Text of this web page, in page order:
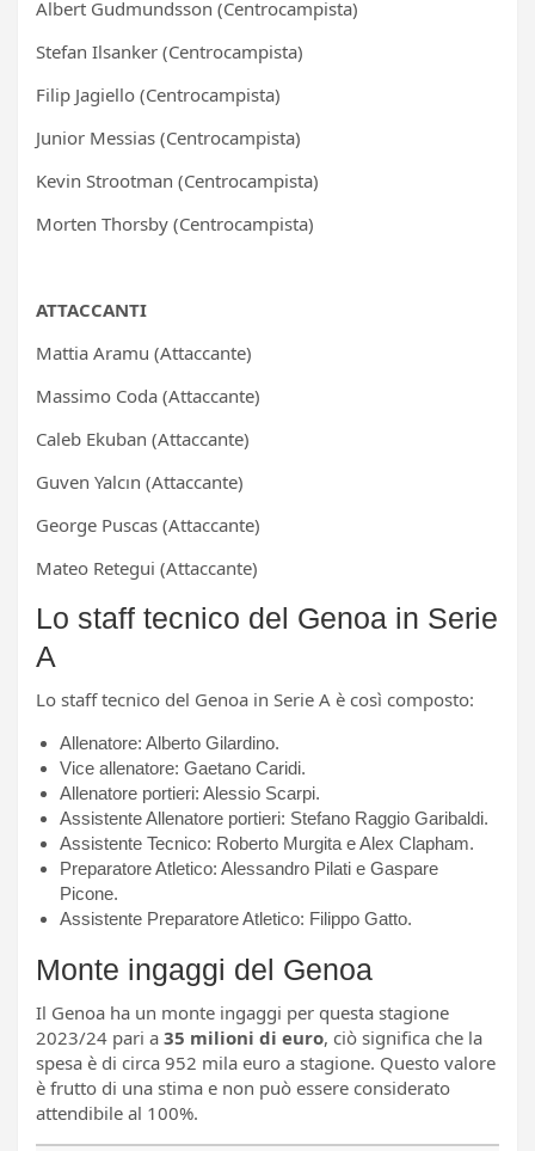
Albert Gudmundsson (Centrocampista)
Stefan Ilsanker (Centrocampista)
Filip Jagiello (Centrocampista)
Junior Messias (Centrocampista)
Kevin Strootman (Centrocampista)
Morten Thorsby (Centrocampista)
ATTACCANTI
Mattia Aramu (Attaccante)
Massimo Coda (Attaccante)
Caleb Ekuban (Attaccante)
Guven Yalcın (Attaccante)
George Puscas (Attaccante)
Mateo Retegui (Attaccante)
Lo staff tecnico del Genoa in Serie
A
Lo staff tecnico del Genoa in Serie A è così composto:
Allenatore: Alberto Gilardino.
Vice allenatore: Gaetano Caridi.
Allenatore portieri: Alessio Scarpi.
Assistente Allenatore portieri: Stefano Raggio Garibaldi.
Assistente Tecnico: Roberto Murgita e Alex Clapham.
Preparatore Atletico: Alessandro Pilati e Gaspare
Picone.
Assistente Preparatore Atletico: Filippo Gatto.
Monte ingaggi del Genoa
Il Genoa ha un monte ingaggi per questa stagione
2023/24 pari a 35 milioni di euro, ciò significa che la
spesa è di circa 952 mila euro a stagione. Questo valore
è frutto di una stima e non può essere considerato
attendibile al 100%.